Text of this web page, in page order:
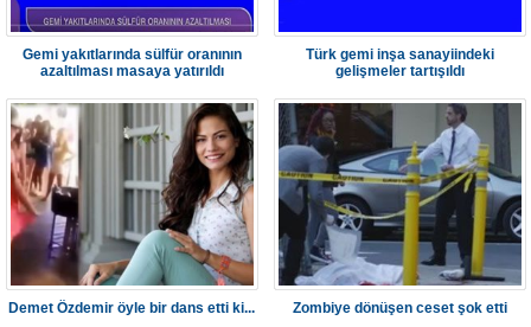
Gemi yakıtlarında sülfür oranının
azaltılması masaya yatırıldı
Türk gemi inşa sanayiindeki
gelişmeler tartışıldı
Demet Özdemir öyle bir dans etti ki... Zombiye dönüşen ceset şok etti